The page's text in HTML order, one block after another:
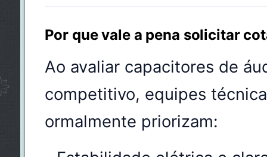
Por que vale a pena solicitar
Ao avaliar capacitores de
competitivo, equipes
ormalmente priorizam: